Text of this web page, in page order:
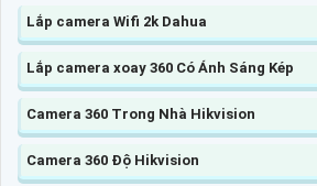
Lắp camera Wifi 2k Dahua
Lắp camera xoay 360 Có Ánh Sáng Kép
Camera 360 Trong Nhà Hikvision
Camera 360 Độ Hikvision